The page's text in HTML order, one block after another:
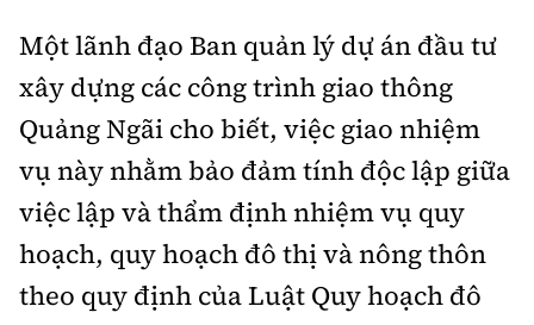
Một lãnh đạo Ban quản lý dự án đầu tư
xây dựng các công trình giao thông
Quảng Ngãi cho biết, việc giao nhiệm
vụ này nhằm bảo đảm tính độc lập giữa
việc lập và thẩm định nhiệm vụ quy
hoạch, quy hoạch đô thị và nông thôn
theo quy định của Luật Quy hoạch đô